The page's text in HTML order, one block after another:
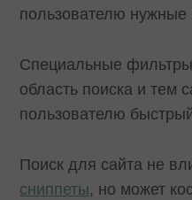
пользователю
Специальные
область поиска и тем
пользователю
Поиск для сайта не
сниппеты, но может